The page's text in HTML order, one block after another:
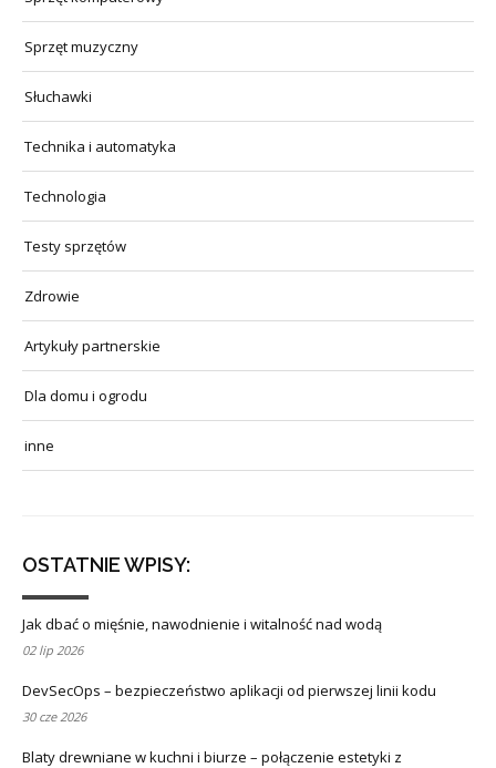
Sprzęt muzyczny
Słuchawki
Technika i automatyka
Technologia
Testy sprzętów
Zdrowie
Artykuły partnerskie
Dla domu i ogrodu
inne
OSTATNIE WPISY:
Jak dbać o mięśnie, nawodnienie i witalność nad wodą
02 lip 2026
DevSecOps – bezpieczeństwo aplikacji od pierwszej linii kodu
30 cze 2026
Blaty drewniane w kuchni i biurze – połączenie estetyki z